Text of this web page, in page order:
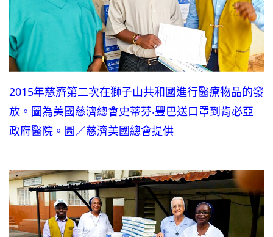
2015年慈濟第二次在獅子山共和國進行醫療物品的發
放。圖為美國慈濟總會史蒂芬‧豐巴送口罩到肯必亞
政府醫院。圖／慈濟美國總會提供